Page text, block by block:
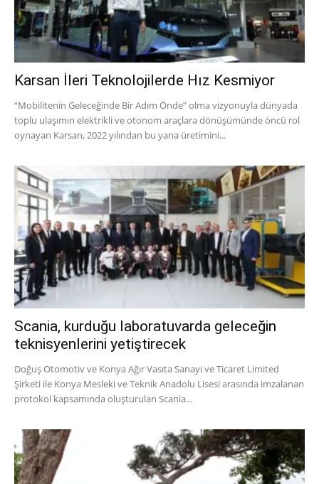
Karsan İleri Teknolojilerde Hız Kesmiyor
“Mobilitenin Geleceğinde Bir Adım Önde” olma vizyonuyla dünyada
toplu ulaşımın elektrikli ve otonom araçlara dönüşümünde öncü rol
oynayan Karsan, 2022 yılından bu yana üretimini...
Scania, kurduğu laboratuvarda geleceğin
teknisyenlerini yetiştirecek
Doğuş Otomotiv ve Konya Ağır Vasıta Sanayi ve Ticaret Limited
Şirketi ile Konya Mesleki ve Teknik Anadolu Lisesi arasında imzalanan
protokol kapsamında oluşturulan Scania...